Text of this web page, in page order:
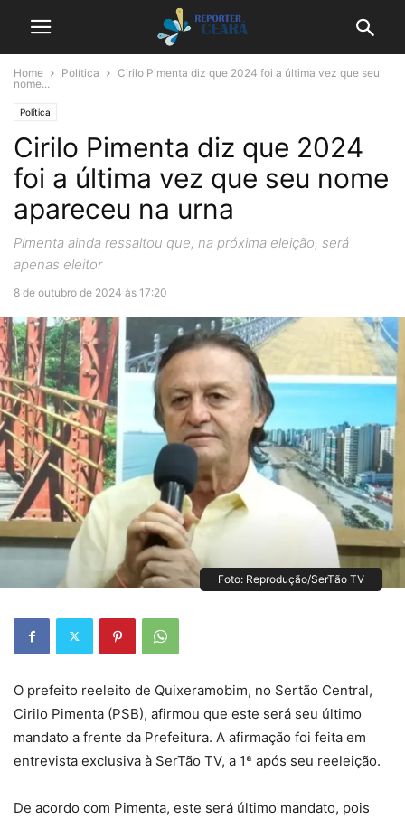
Home Política
Cirilo Pimenta diz que 2024 foi a última vez que seu
nome...
Política
Cirilo Pimenta diz que 2024
foi a última vez que seu nome
apareceu na urna
Pimenta ainda ressaltou que, na próxima eleição, será
apenas eleitor
8 de outubro de 2024 às 17:20
Foto: Reprodução/SerTão TV
O prefeito reeleito de Quixeramobim, no Sertão Central,
Cirilo Pimenta (PSB), afirmou que este será seu último
mandato a frente da Prefeitura. A afirmação foi feita em
entrevista exclusiva à SerTão TV, a 1ª após seu reeleição.
De acordo com Pimenta, este será último mandato, pois